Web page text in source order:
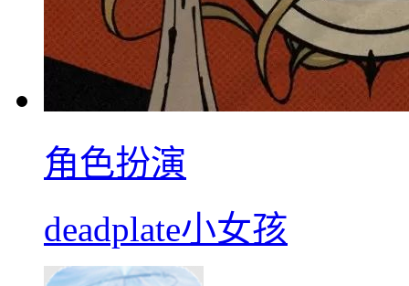
角色扮演
deadplate小女孩